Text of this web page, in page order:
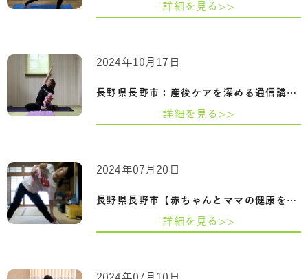
詳細を見る>>
長野県長野市：産後ケアを深める通信講座…
2024年10月17日
詳細を見る>>
長野県長野市【赤ちゃんとママの健康を守…
2024年07月20日
詳細を見る>>